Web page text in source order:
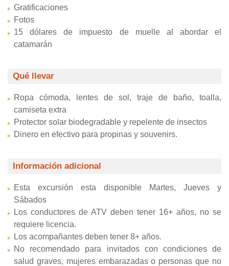
Gratificaciones
Fotos
15 dólares de impuesto de muelle al abordar el
catamarán
Qué llevar
Ropa cómoda, lentes de sol, traje de baño, toalla,
camiseta extra
Protector solar biodegradable y repelente de insectos
Dinero en efectivo para propinas y souvenirs.
Información adicional
Esta excursión esta disponible Martes, Jueves y
Sábados
Los conductores de ATV deben tener 16+ años, no se
requiere licencia.
Los acompañantes deben tener 8+ años.
No recomendado para invitados con condiciones de
salud graves, mujeres embarazadas o personas que no